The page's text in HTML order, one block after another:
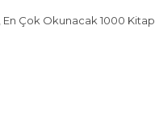
En Çok Okunacak 1000 Kitap